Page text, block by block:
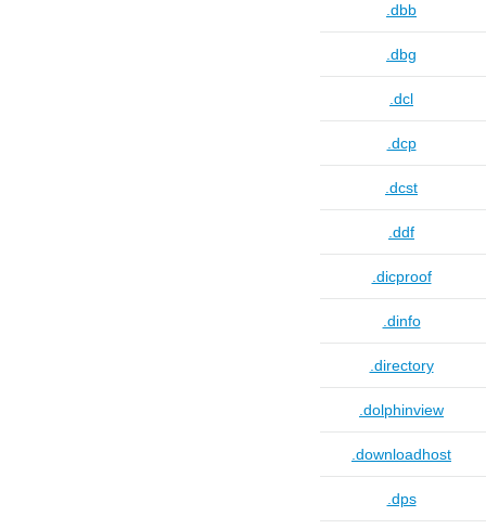
.dbb
.dbg
.dcl
.dcp
.dcst
.ddf
.dicproof
.dinfo
.directory
.dolphinview
.downloadhost
.dps